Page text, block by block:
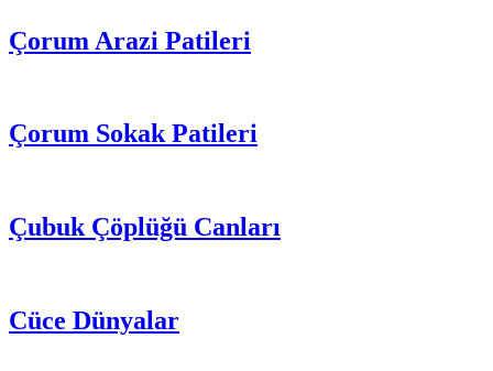
Çorum Arazi Patileri
Çorum Sokak Patileri
Çubuk Çöplüğü Canları
Cüce Dünyalar